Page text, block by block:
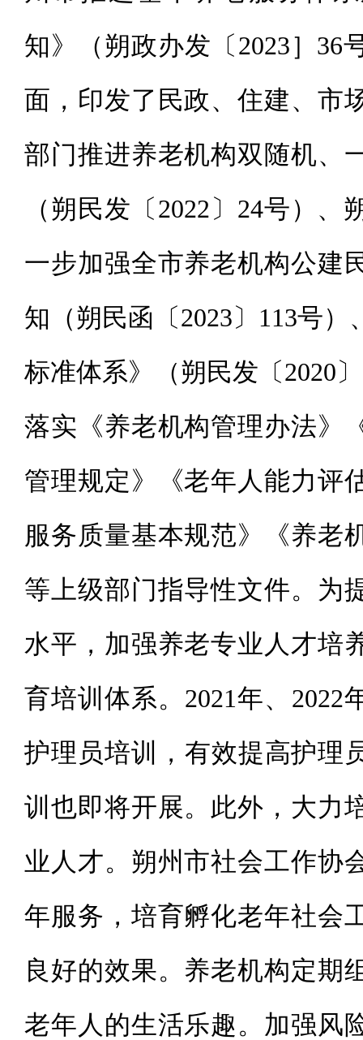
知》（朔政办发〔2023］36
面，印发了民政、住建、市
部门推进养老机构双随机、
（朔民发〔2022〕24号）
一步加强全市养老机构公建
知（朔民函〔2023〕113号
标准体系》（朔民发〔2020
落实《养老机构管理办法》
管理规定》《老年人能力评
服务质量基本规范》《养老
等上级部门指导性文件。为
水平，加强养老专业人才培
育培训体系。2021年、2022
护理员培训，有效提高护理
训也即将开展。此外，大力
业人才。朔州市社会工作协
年服务，培育孵化老年社会
良好的效果。养老机构定期
老年人的生活乐趣。加强风